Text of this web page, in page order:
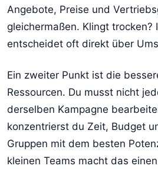
Angebote, Preise und
gleichermaßen. Klingt trocken?
entscheidet oft direkt über
Ein zweiter Punkt ist die
Ressourcen. Du musst nicht
derselben Kampagne
konzentrierst du Zeit, Budget
Gruppen mit dem besten
kleinen Teams macht das